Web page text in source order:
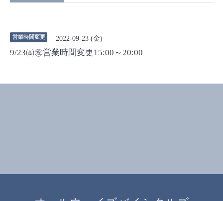
営業時間変更 2022-09-23 (金)
9/23㈮㊗営業時間変更15:00～20:00